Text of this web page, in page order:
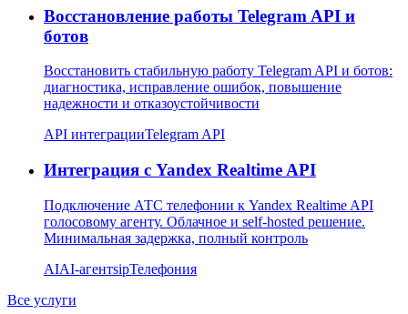
Восстановление работы Telegram API и
ботов
Восстановить стабильную работу Telegram API и ботов:
диагностика, исправление ошибок, повышение
надежности и отказоустойчивости
API интеграцииTelegram API
Интеграция с Yandex Realtime API
Подключение АТС телефонии к Yandex Realtime API
голосовому агенту. Облачное и self-hosted решение.
Минимальная задержка, полный контроль
AIAI-агентsipТелефония
Все услуги